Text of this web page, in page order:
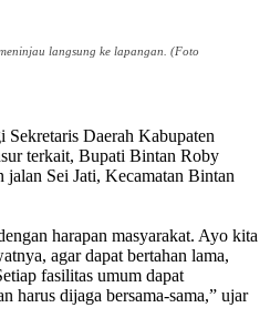
langsung ke lapangan. (Foto
Sekretaris Daerah Kabupaten
terkait, Bupati Bintan Roby
Sei Jati, Kecamatan Bintan
harapan masyarakat. Ayo kita
agar dapat bertahan lama,
fasilitas umum dapat
harus dijaga bersama-sama,” ujar